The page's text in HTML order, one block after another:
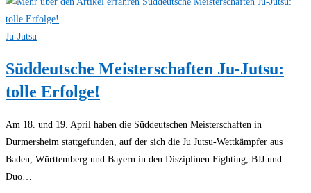
Ju-Jutsu
Süddeutsche Meisterschaften Ju-Jutsu:
tolle Erfolge!
Am 18. und 19. April haben die Süddeutschen Meisterschaften in
Durmersheim stattgefunden, auf der sich die Ju Jutsu-Wettkämpfer aus
Baden, Württemberg und Bayern in den Disziplinen Fighting, BJJ und
Duo…